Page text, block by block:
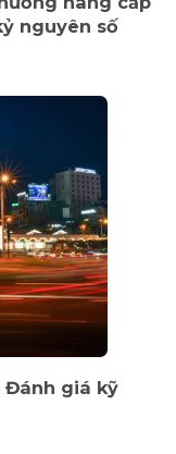
nguyên số
Đánh giá kỹ